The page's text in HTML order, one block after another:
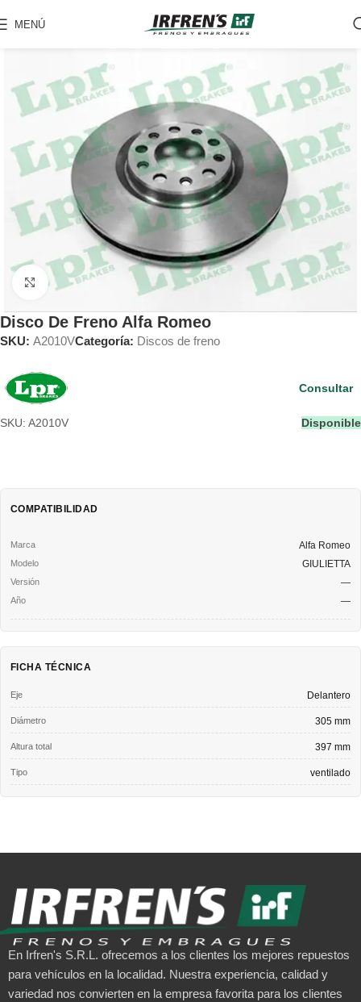
MENÚ
Clic para ampliar
Disco De Freno Alfa Romeo
SKU: A2010VCategoría: Discos de freno
SKU: A2010V Disponible
Consultar
COMPATIBILIDAD
Alfa Romeo
GIULIETTA
—
—
FICHA TÉCNICA
Eje Delantero
Diámetro 305 mm
Altura total 397 mm
Tipo ventilado
En Irfren's S.R.L. ofrecemos a los clientes los mejores repuestos
para vehículos en la localidad. Nuestra experiencia, calidad y
variedad nos convierten en la empresa favorita para los clientes